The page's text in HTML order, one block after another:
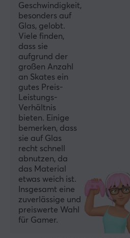
Geschwindigkeit,
besonders auf
Glas, gelobt.
Viele finden,
dass sie
aufgrund der
großen Anzahl
an Skates ein
gutes Preis-
Leistungs-
Verhältnis
bieten. Einige
bemerken, dass
sie auf Glas
recht schnell
abnutzen, da
das Material
etwas weich ist.
Insgesamt eine
zuverlässige und
preiswerte Wahl
für Gamer.